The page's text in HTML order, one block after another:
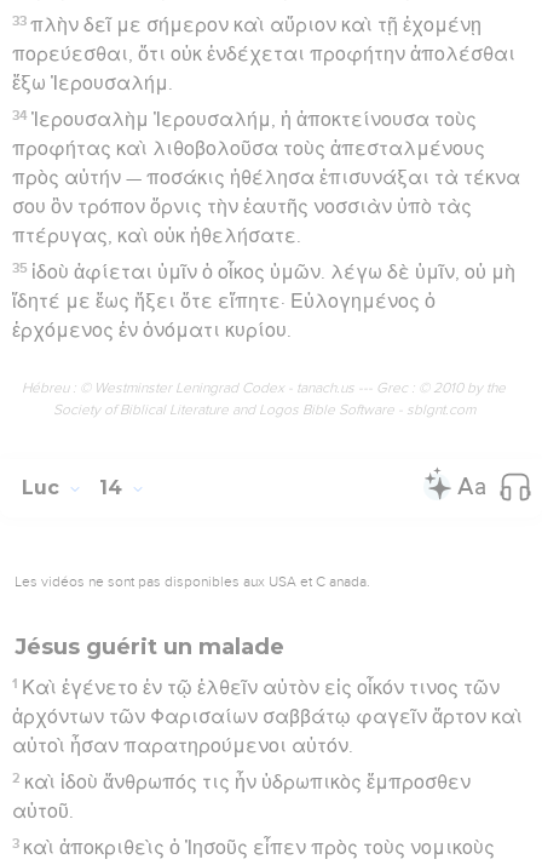
33 πλὴν δεῖ με σήμερον καὶ αὔριον καὶ τῇ ἐχομένῃ
πορεύεσθαι, ὅτι οὐκ ἐνδέχεται προφήτην ἀπολέσθαι
ἔξω Ἰερουσαλήμ.
34 Ἰερουσαλὴμ Ἰερουσαλήμ, ἡ ἀποκτείνουσα τοὺς
προφήτας καὶ λιθοβολοῦσα τοὺς ἀπεσταλμένους
πρὸς αὐτήν — ποσάκις ἠθέλησα ἐπισυνάξαι τὰ τέκνα
σου ὃν τρόπον ὄρνις τὴν ἑαυτῆς νοσσιὰν ὑπὸ τὰς
πτέρυγας, καὶ οὐκ ἠθελήσατε.
35 ἰδοὺ ἀφίεται ὑμῖν ὁ οἶκος ὑμῶν. λέγω δὲ ὑμῖν, οὐ μὴ
ἴδητέ με ἕως ἥξει ὅτε εἴπητε· Εὐλογημένος ὁ
ἐρχόμενος ἐν ὀνόματι κυρίου.
Hébreu : © Westminster Leningrad Codex - tanach.us --- Grec : © 2010 by the
Society of Biblical Literature and Logos Bible Software - sblgnt.com
Luc 14
Les vidéos ne sont pas disponibles aux USA et C anada.
Jésus guérit un malade
1 Καὶ ἐγένετο ἐν τῷ ἐλθεῖν αὐτὸν εἰς οἶκόν τινος τῶν
ἀρχόντων τῶν Φαρισαίων σαββάτῳ φαγεῖν ἄρτον καὶ
αὐτοὶ ἦσαν παρατηρούμενοι αὐτόν.
2 καὶ ἰδοὺ ἄνθρωπός τις ἦν ὑδρωπικὸς ἔμπροσθεν
αὐτοῦ.
3 καὶ ἀποκριθεὶς ὁ Ἰησοῦς εἶπεν πρὸς τοὺς νομικοὺς